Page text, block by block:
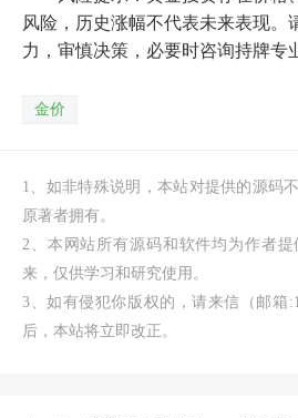
风险，历史涨幅不代表未来表现。
力，审慎决策，必要时咨询持牌专
金价
1、如非特殊说明，本站对提供的源码
原著者拥有。
2、本网站所有源码和软件均为作者
来，仅供学习和研究使用。
3、如有侵犯你版权的，请来信（邮箱
后，本站将立即改正。